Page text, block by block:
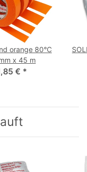
orange 80°C
x 45 m
€ *